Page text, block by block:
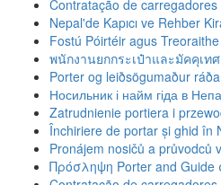
Contratação de
Nepal'de Kapıcı ve Rehber
Fostú Póirtéir agus
พนักงานยกกระเป๋าและมัคคุเท
Porter og leiðsögumaður
Носильник і найм гіда в
Zatrudnienie portiera i
Închiriere de portar și ghid în
Pronájem nosičů a průvodců
Πρόσληψη Porter and